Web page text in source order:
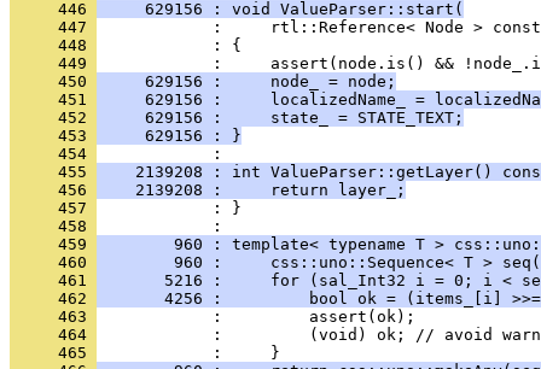
     446
     629156 : void ValueParser::start(
     447
     448
     449
     450
     629156 :     node_ = node;
     451
629156 :     localizedName_ =
     452
     629156 :     state_ = STATE_TEXT;
     453
     629156 : }
     454
     455
2139208 : int ValueParser::getLayer()
     456
    2139208 :     return layer_;
     457
            : }
     458
     459
960 : template< typename T >
     460
960 :     css::uno::Sequence< T >
     461
5216 :     for (sal_Int32 i = 0; i <
     462
4256 :         bool ok = (items_[i]
     463
     464
     465